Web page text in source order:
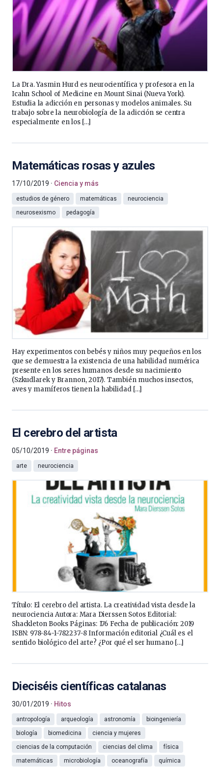
La Dra. Yasmin Hurd es neurocientífica y profesora en la
Icahn School of Medicine en Mount Sinai (Nueva York).
Estudia la adicción en personas y modelos animales. Su
trabajo sobre la neurobiología de la adicción se centra
especialmente en los […]
Matemáticas rosas y azules
17/10/2019 Ciencia y más
estudios de género matemáticas
neurociencia
neurosexismo
pedagogía
Hay experimentos con bebés y niños muy pequeños en los
que se demuestra la existencia de una habilidad numérica
presente en los seres humanos desde su nacimiento
(Szkudlarek y Brannon, 2017). También muchos insectos,
aves y mamíferos tienen la habilidad […]
El cerebro del artista
05/10/2019 Entre páginas
arte neurociencia
Título: El cerebro del artista. La creatividad vista desde la
neurociencia Autora: Mara Dierssen Sotos Editorial:
Shackleton Books Páginas: 176 Fecha de publicación: 2019
ISBN: 978-84-1-782237-8 Información editorial ¿Cuál es el
sentido biológico del arte? ¿Por qué el ser humano […]
Dieciséis científicas catalanas
30/01/2019 Hitos
antropología arqueología astronomía
bioingeniería
biología
biomedicina
ciencia y mujeres
ciencias de la computación
ciencias del clima
física
matemáticas
microbiología oceanografía química